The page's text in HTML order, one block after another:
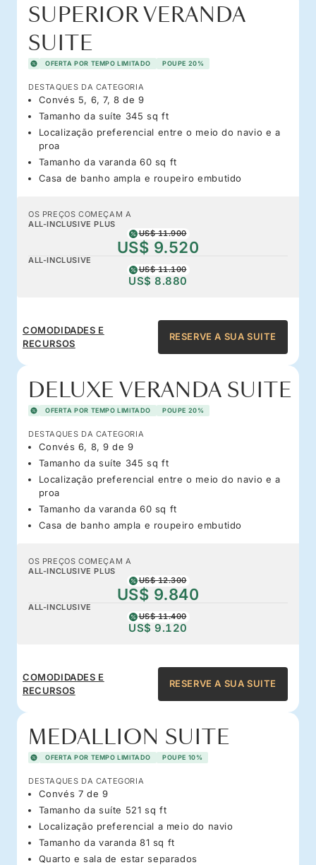
SUPERIOR VERANDA
SUITE
OFERTA POR TEMPO LIMITADO POUPE 20%
DESTAQUES DA CATEGORIA
Convés 5, 6, 7, 8 de 9
Tamanho da suíte 345 sq ft
Localização preferencial entre o meio do navio e a
proa
Tamanho da varanda 60 sq ft
Casa de banho ampla e roupeiro embutido
OS PREÇOS COMEÇAM A
ALL-INCLUSIVE PLUS
US$ 11.900
US$ 9.520
ALL-INCLUSIVE
US$ 11.100
US$ 8.880
COMODIDADES E
RECURSOS
RESERVE A SUA SUITE
DELUXE VERANDA SUITE
OFERTA POR TEMPO LIMITADO POUPE 20%
DESTAQUES DA CATEGORIA
Convés 6, 8, 9 de 9
Tamanho da suíte 345 sq ft
Localização preferencial entre o meio do navio e a
proa
Tamanho da varanda 60 sq ft
Casa de banho ampla e roupeiro embutido
OS PREÇOS COMEÇAM A
ALL-INCLUSIVE PLUS
US$ 12.300
US$ 9.840
ALL-INCLUSIVE
US$ 11.400
US$ 9.120
COMODIDADES E
RECURSOS
RESERVE A SUA SUITE
MEDALLION SUITE
OFERTA POR TEMPO LIMITADO POUPE 10%
DESTAQUES DA CATEGORIA
Convés 7 de 9
Tamanho da suíte 521 sq ft
Localização preferencial a meio do navio
Tamanho da varanda 81 sq ft
Quarto e sala de estar separados